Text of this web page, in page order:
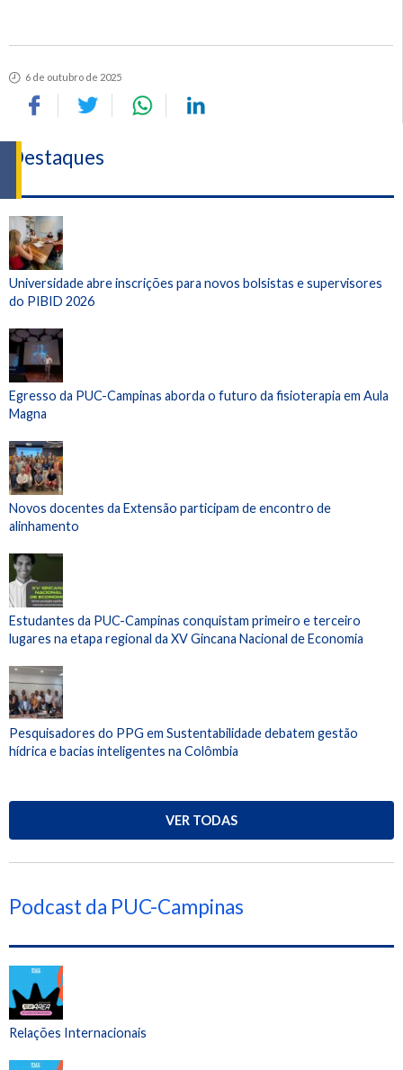
6 de outubro de 2025
Destaques
Universidade abre inscrições para novos bolsistas e supervisores
do PIBID 2026
Egresso da PUC-Campinas aborda o futuro da fisioterapia em Aula
Magna
Novos docentes da Extensão participam de encontro de
alinhamento
Estudantes da PUC-Campinas conquistam primeiro e terceiro
lugares na etapa regional da XV Gincana Nacional de Economia
Pesquisadores do PPG em Sustentabilidade debatem gestão
hídrica e bacias inteligentes na Colômbia
VER TODAS
Podcast da PUC-Campinas
Relações Internacionais